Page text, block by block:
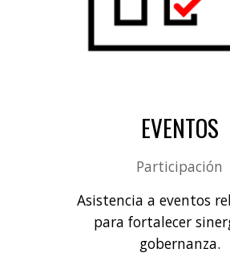
EVENTOS
Participación
Asistencia a eventos
para fortalecer
gobernanza.